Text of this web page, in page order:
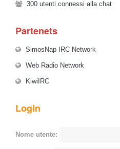
300 utenti connessi alla chat
Partenets
SimosNap IRC Network
Web Radio Network
KiwiIRC
Login
Nome utente: